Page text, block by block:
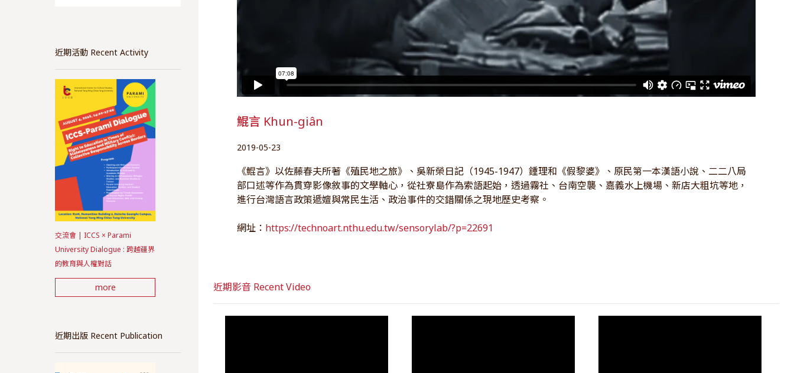
近期活動 Recent Activity
交流會 | ICCS × Parami
University Dialogue : 跨越疆界
的教育與人權對話
more
近期出版 Recent Publication
鯤言 Khun-giân
2019-05-23
《鯤言》以佐藤春夫所著《殖民地之旅》、吳新榮日記（1945-1947）鍾理和《假黎婆》、原民第一本漢語小說、二二八局
部口述等作為貫穿影像敘事的文學軸心，從社寮島作為索語起始，透過霧社、台南空襲、嘉義水上機場、新店大粗坑等地，
進行台灣語言政策遞嬗與常民生活、政治事件的交錯關係之現地歷史考察。
網址： https://technoart.nthu.edu.tw/sensorylab/?p=22691
近期影音 Recent Video